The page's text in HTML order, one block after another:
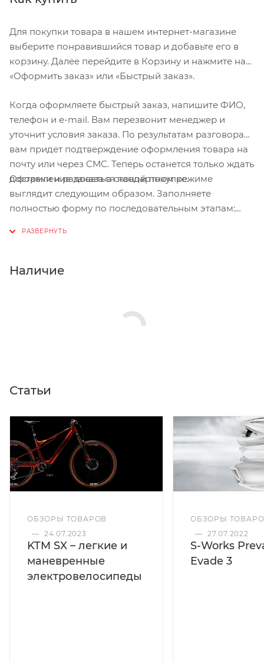
Для покупки товара в нашем интернет-магазине
выберите понравившийся товар и добавьте его в
корзину. Далее перейдите в Корзину и нажмите на
«Оформить заказ» или «Быстрый заказ».
Когда оформляете быстрый заказ, напишите ФИО,
телефон и e-mail. Вам перезвонит менеджер и
уточнит условия заказа. По результатам разговора
вам придет подтверждение оформления товара на
почту или через СМС. Теперь останется только ждать
доставки и радоваться новой покупке.
Оформление заказа в стандартном режиме
выглядит следующим образом. Заполняете
полностью форму по последовательным этапам:
Нажмите кнопку «Оформить заказ».
Наличие
Статьи
ОБЗОРЫ ТОВАРОВ
— 24.07.2023
KTM SX – легкие и
маневренные
электровелосипеды
ОБЗОРЫ
— 27.07.2022
S-Works
Evade 3